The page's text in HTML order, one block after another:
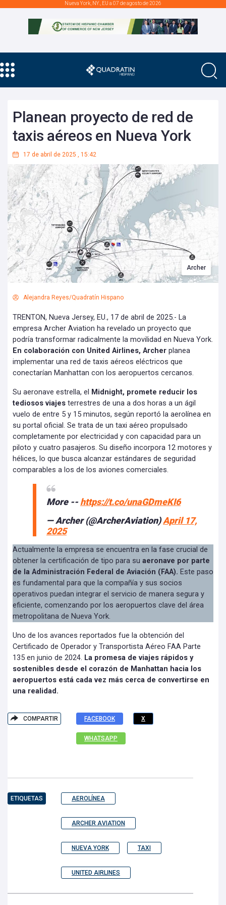
Nueva York, NY., EU a 07 de agosto de 2026
Planean proyecto de red de
taxis aéreos en Nueva York
17 de abril de 2025 , 15:42
Archer
Alejandra Reyes/Quadratín Hispano
TRENTON, Nueva Jersey, EU., 17 de abril de 2025.- La
empresa Archer Aviation ha revelado un proyecto que
podría transformar radicalmente la movilidad en Nueva York.
En colaboración con United Airlines, Archer planea
implementar una red de taxis aéreos eléctricos que
conectarían Manhattan con los aeropuertos cercanos.
Su aeronave estrella, el
Midnight, promete reducir los
tediosos viajes terrestres de una a dos horas a un ágil
vuelo de entre 5 y 15 minutos, según reportó la aerolínea en
su portal oficial. Se trata de un taxi aéreo propulsado
completamente por electricidad y con capacidad para un
piloto y cuatro pasajeros. Su diseño incorpora 12 motores y
hélices, lo que busca alcanzar estándares de seguridad
comparables a los de los aviones comerciales.
More --https://t.co/unaGDmeKI6
— Archer (@ArcherAviation)April 17,
2025
Actualmente la empresa se encuentra en la fase crucial de
obtener la certificación de tipo para su aeronave por parte
de la Administración Federal de Aviación (FAA). Este paso
es fundamental para que la compañía y sus socios
operativos puedan integrar el servicio de manera segura y
eficiente, comenzando por los aeropuertos clave del área
metropolitana de Nueva York.
Uno de los avances reportados fue la obtención del
Certificado de Operador y Transportista Aéreo FAA Parte
135 en junio de 2024. La promesa de viajes rápidos y
sostenibles desde el corazón de Manhattan hacia los
aeropuertos está cada vez más cerca de convertirse en
una realidad.
COMPARTIR FACEBOOK X
WHATSAPP
ETIQUETAS AEROLÍNEA
ARCHER AVIATION
NUEVA YORK TAXI
UNITED AIRLINES